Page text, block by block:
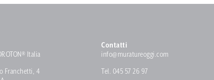
Italia
Franchetti, 4
Contatti
info@muratureoggi.com
Tel. 045 57 26 97